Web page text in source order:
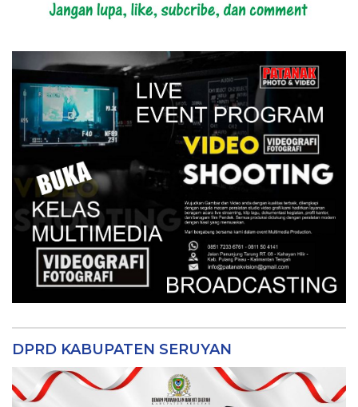
DPRD KABUPATEN SERUYAN